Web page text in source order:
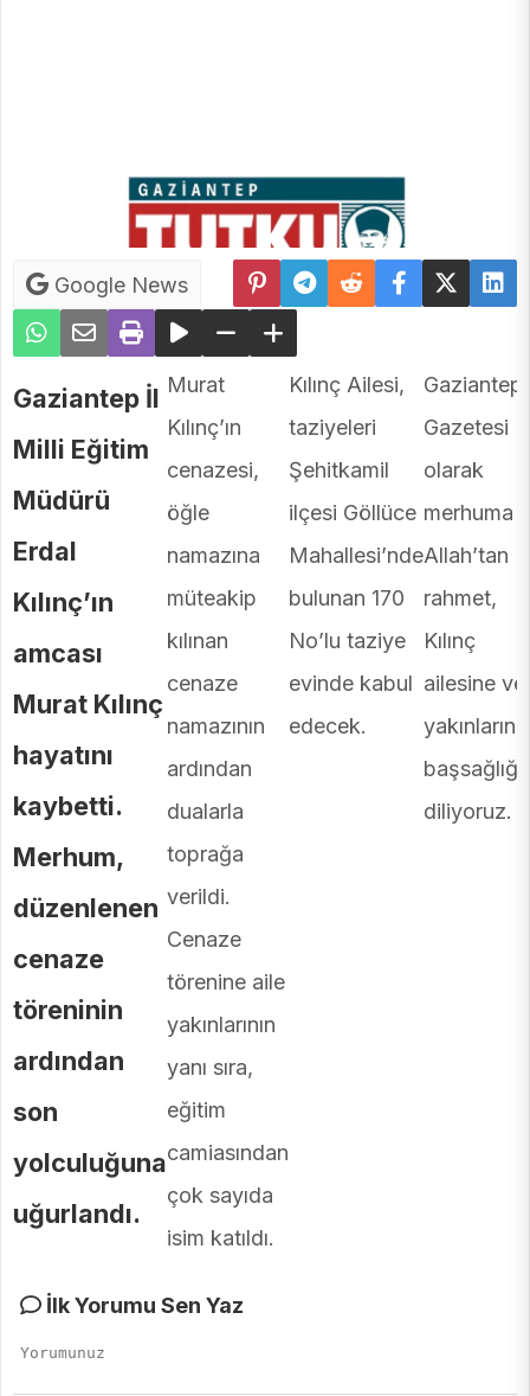
Google News
Gaziantep İl
Milli Eğitim
Müdürü
Erdal
Kılınç’ın
amcası
Murat Kılınç
hayatını
kaybetti.
Merhum,
düzenlenen
cenaze
töreninin
ardından
son
yolculuğuna
uğurlandı.
Murat
Kılınç’ın
cenazesi,
öğle
namazına
müteakip
kılınan
cenaze
namazının
ardından
dualarla
toprağa
verildi.
Cenaze
törenine aile
yakınlarının
yanı sıra,
eğitim
camiasından
çok sayıda
isim katıldı.
Kılınç Ailesi,
taziyeleri
Şehitkamil
ilçesi Göllüce
Mahallesi’nde
bulunan 170
No’lu taziye
evinde kabul
edecek.
Gazetesi
olarak
merhuma
Allah’tan
rahmet,
Kılınç
ailesine ve
yakınlarına
başsağlığı
diliyoruz.
İlk Yorumu Sen Yaz